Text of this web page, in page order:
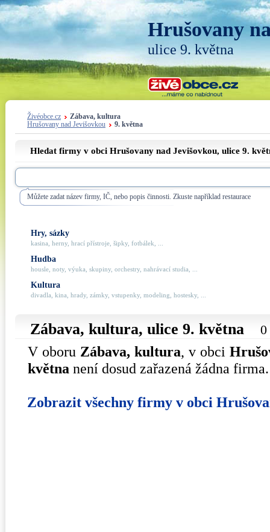
Hrušovany
ulice 9. května
Živéobce.cz
Zábava, kultura
Hrušovany nad Jevišovkou
9. května
Hledat firmy v obci Hrušovany nad Jevišovkou, ulice 9.
Můžete zadat název firmy, IČ, nebo popis činnosti. Zkuste například restaurace
Hry, sázky
kasina, herny, hrací přístroje, šipky, fotbálek, ...
Hudba
housle, noty, výuka, skupiny, orchestry, nahrávací studia, ...
Kultura
divadla, kina, hrady, zámky, vstupenky, modeling, hostesky, ...
Zábava, kultura, ulice 9. května 0
V oboru Zábava, kultura, v obci
května není dosud zařazená žádna firma.
Zobrazit všechny firmy v obci